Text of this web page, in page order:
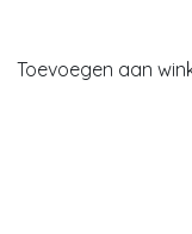
Toevoegen aan